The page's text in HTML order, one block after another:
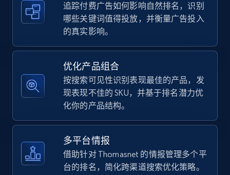
TikTok Shop
URL, Title, Available, Description, Currency, Initial
price, Final price, Discount percent, and more.
667+
TikTok Shop - category
URL, Title, Available, Description, Currency, Initial
price, Final price, Discount percent, and more.
5.4K+ 667+ 立即开始
追踪付费广告如何影响自然排名，识别
哪些关键词值得投放，并衡量广告投入
的真实影响。
优化产品组合
按搜索可见性识别表现最佳的产品，发
现表现不佳的 SKU，并基于排名潜力优
化你的产品结构。
多平台情报
借助针对 Thomasnet 的情报管理多个平
台的排名，简化跨渠道搜索优化策略。